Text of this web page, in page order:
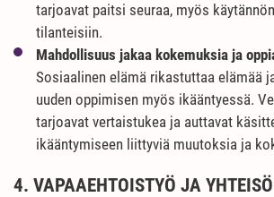
tarjoavat paitsi seuraa, myös
tilanteisiin.
Mahdollisuus jakaa kokemuksia ja
Sosiaalinen elämä rikastuttaa elämää
uuden oppimisen myös ikääntyessä.
tarjoavat vertaistukea ja auttavat
ikääntymiseen liittyviä muutoksia ja
4. VAPAAEHTOISTYÖ JA